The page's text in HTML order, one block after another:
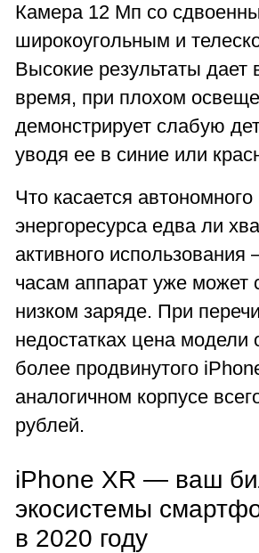
Камера 12 Мп со
широкоугольным и
Высокие результаты дает
время, при плохом
демонстрирует слабую
уводя ее в синие или
Что касается автономного
энергоресурса едва ли
активного
часам аппарат уже может
низком заряде. При
недостатках цена модели
более продвинутого
аналогичном корпусе
рублей.
iPhone XR — ваш
экосистемы
в 2020 году